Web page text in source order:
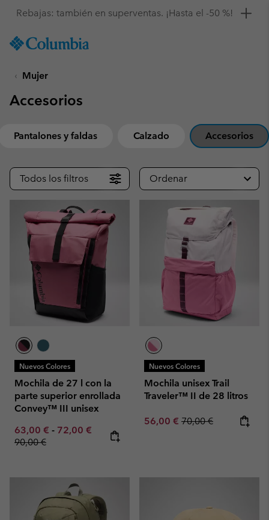
TO
SKIP
MAIN
SKIP
Consigue un 10 % de descuento
Mujer
Accesorios
Pantalones y faldas Calzado Accesorios
Todos los filtros Ordenar
Nuevos Colores
Mochila de 27 l con la
parte superior enrollada
Convey™ III unisex
Minimum sale price:
63,00 € - Maximum sale price:
72,00 € Regular price:
90,00 €
Nuevos Colores
Mochila unisex Trail
Traveler™ II de 28 litros
Sale price:
56,00 € Regular price:
70,00 €